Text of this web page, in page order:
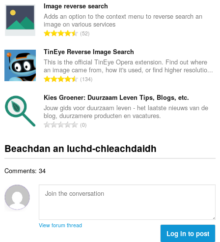
a
i
d
h
e
a
n
u
l
e
g
u
è
i
n
g
a
c
a
i
d
h
e
a
n
u
l
e
l
è
:
Image reverse search
Adds an option to the context menu to reverse search an
image on various services
R
n
g
a
c
a
i
d
h
a
n
l
e
u
l
52
TinEye Reverse Image Search
This is the official TinEye Opera extension. Find out where
an image came from, how it's used, or find higher resolutio...
R
n
g
a
c
a
i
e
a
i
134
Kies Groener: Duurzaam Leven Tips, Blogs, etc.
Jouw gids voor duurzaam leven - het laatste nieuws van de
blog, duurzamere producten en vacatures.
R
n
g
h
a
h
0
Beachdan an luchd-chleachdaidh
Comments: 34
View forum thread
Log in to post